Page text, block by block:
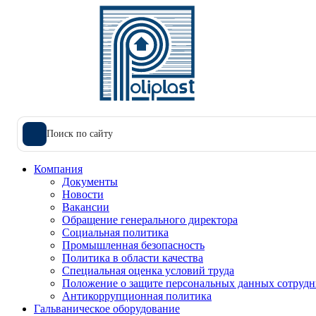
Поиск по сайту
Компания
Документы
Новости
Вакансии
Обращение генерального директора
Социальная политика
Промышленная безопасность
Политика в области качества
Специальная оценка условий труда
Положение о защите персональных данных
Антикоррупционная политика
Гальваническое оборудование